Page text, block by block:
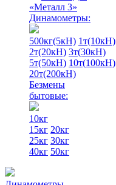
«Металл 3»
Динамометры:
500кг(5кН) 1т(10кН)
2т(20кН) 3т(30кН)
5т(50кН) 10т(100кН)
20т(200кН)
Безмены
бытовые:
10кг
15кг 20кг
25кг 30кг
40кг 50кг